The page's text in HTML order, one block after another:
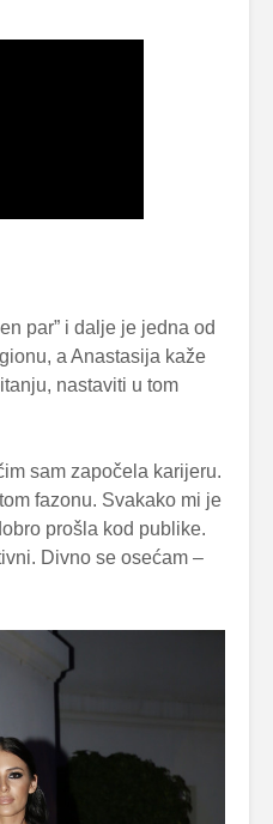
par” i dalje je jedna od
a Anastasija kaže
nastaviti u tom
sam započela karijeru.
fazonu. Svakako mi je
prošla kod publike.
Divno se osećam –